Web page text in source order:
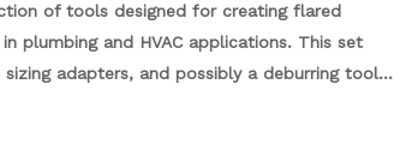
of tools designed for creating flared
plumbing and HVAC applications. This set
adapters, and possibly a deburring tool